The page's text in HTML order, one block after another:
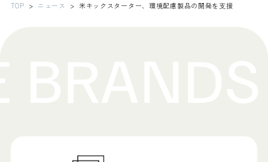
TOP ニュース 米キックスターター、環境配慮製品の開発を支援